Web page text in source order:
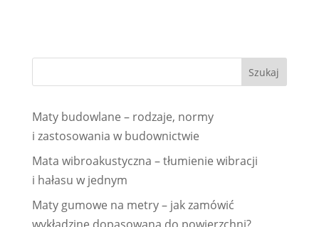
Maty budowlane – rodzaje, normy
i zastosowania w budownictwie
Mata wibroakustyczna – tłumienie wibracji
i hałasu w jednym
Maty gumowe na metry – jak zamówić